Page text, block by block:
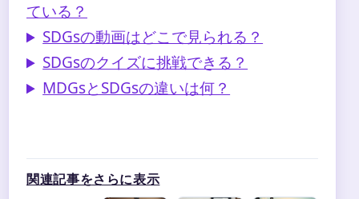
ている？
SDGsの動画はどこで見られる？
SDGsのクイズに挑戦できる？
MDGsとSDGsの違いは何？
関連記事をさらに表示